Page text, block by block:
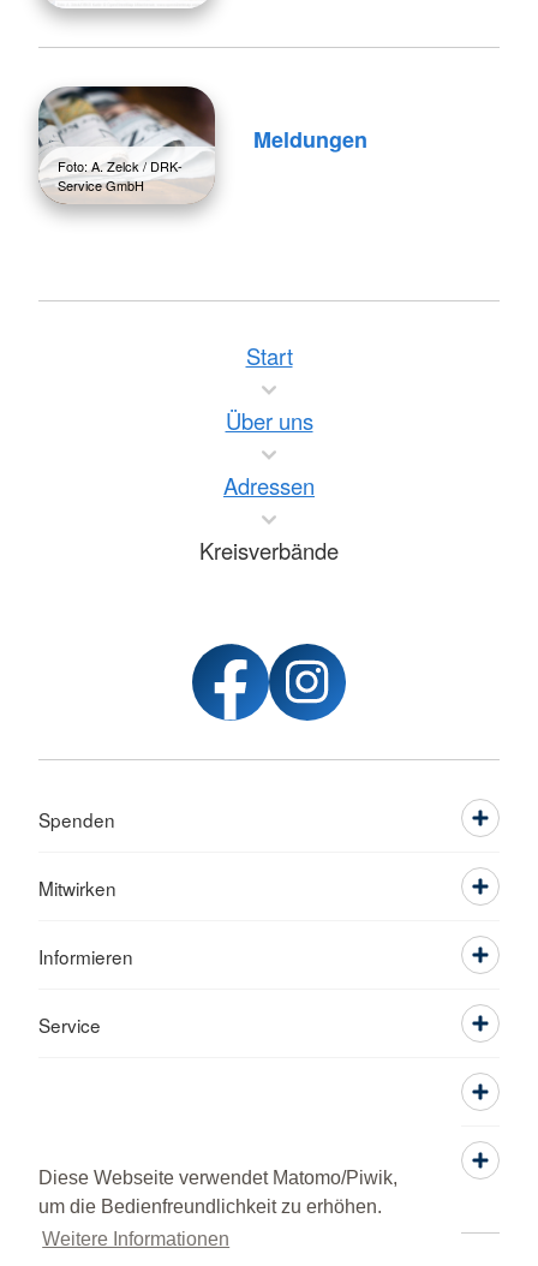
Diese Webseite verwendet Matomo/Piwik,
um die Bedienfreundlichkeit zu erhöhen.
Weitere Informationen
Foto: A. Zelck / DRK-
Service GmbH
Meldungen
Start
Über uns
Adressen
Kreisverbände
Spenden
Mitwirken
Informieren
Service